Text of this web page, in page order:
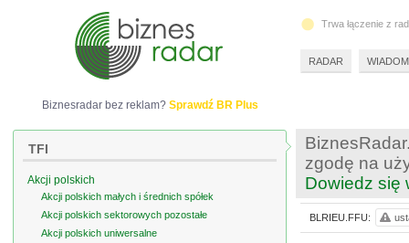
zgodę na
Dowiedz się
BLRIEU.FFU:
Biznesradar bez reklam? Sprawdź BR Plus
TFI
Akcji polskich
Akcji polskich małych i średnich spółek
Akcji polskich sektorowych pozostałe
Akcji polskich uniwersalne
Trwa łączenie z
RADAR